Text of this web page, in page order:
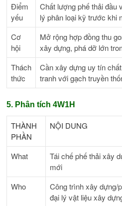
Điểm
yếu
Chất lượng phế thải đầu
lý phân loại kỹ trước khi
Cơ
hội
Mở rộng hợp đồng thu
xây dựng, phá dỡ lớn
Thách
thức
Cần xây dựng uy tín
tranh với gạch truyền
5. Phân tích 4W1H
THÀNH
PHẦN
NỘI DUNG
What
Tái chế phế thải xây
mới
Who
Công trình xây dựng/
đại lý vật liệu xây